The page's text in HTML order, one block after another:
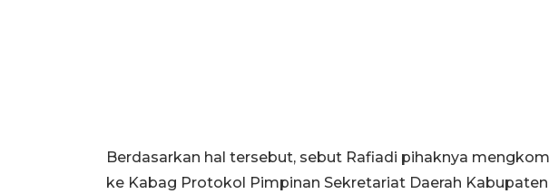
Berdasarkan hal tersebut, sebut Rafiadi pihaknya
ke Kabag Protokol Pimpinan Sekretariat Daerah